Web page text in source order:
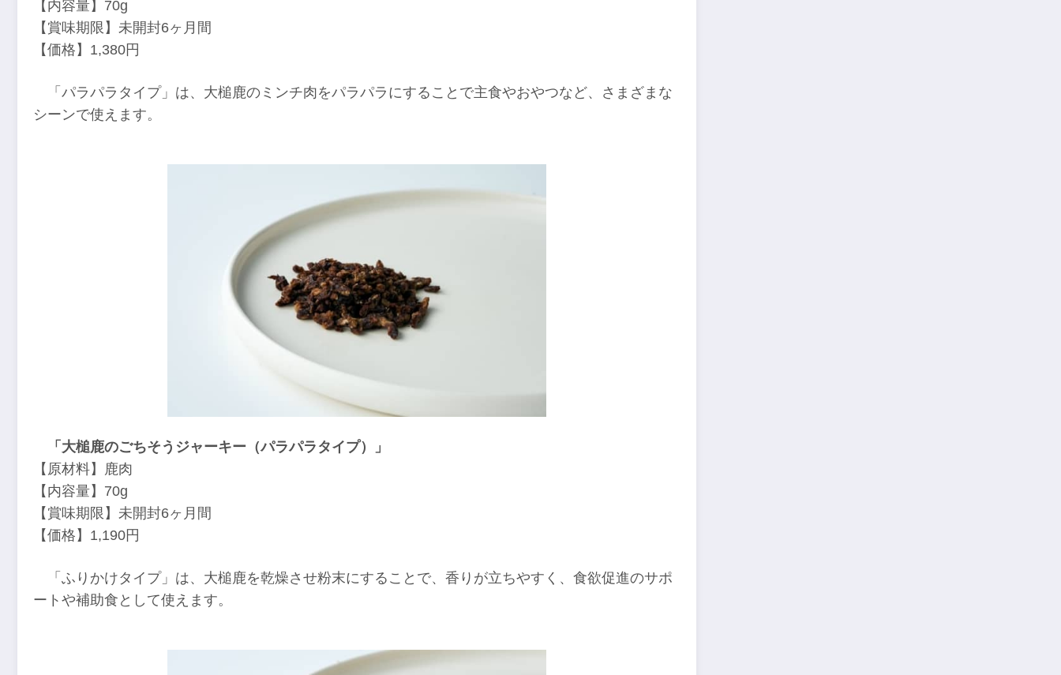
【内容量】70g
【賞味期限】未開封6ヶ月間
【価格】1,380円
「パラパラタイプ」は、大槌鹿のミンチ肉をパラパラにすることで主食やおやつなど、さまざまな
シーンで使えます。
「大槌鹿のごちそうジャーキー（パラパラタイプ）」
【原材料】鹿肉
【内容量】70g
【賞味期限】未開封6ヶ月間
【価格】1,190円
「ふりかけタイプ」は、大槌鹿を乾燥させ粉末にすることで、香りが立ちやすく、食欲促進のサポ
ートや補助食として使えます。